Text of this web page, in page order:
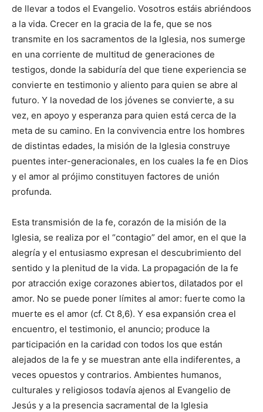
de llevar a todos el Evangelio. Vosotros estáis abriéndoos
a la vida. Cre­cer en la gracia de la fe, que se nos
transmite en los sacramentos de la Iglesia, nos sumerge
en una co­rriente de multitud de generaciones de
testigos, don­de la sabiduría del que tie­ne experiencia se
convierte en testimonio y aliento para quien se abre al
futu­ro. Y la novedad de los jó­venes se convierte, a su
vez, en apoyo y esperanza para quien está cerca de la
meta de su camino. En la convivencia entre los hombres
de distintas edades, la misión de la Iglesia construye
puentes inter-gene­racionales, en los cuales la fe en Dios
y el amor al pró­jimo constituyen factores de unión
profunda.
Esta transmisión de la fe, corazón de la misión de la
Iglesia, se realiza por el “contagio” del amor, en el que la
alegría y el entusiasmo expresan el descubri­miento del
sentido y la plenitud de la vida. La pro­pagación de la fe
por atracción exige corazones abiertos, dilatados por el
amor. No se puede poner límites al amor: fuerte co­mo la
muerte es el amor (cf. Ct 8,6). Y esa expansión crea el
encuentro, el testimonio, el anuncio; produce la
participación en la caridad con todos los que están
alejados de la fe y se muestran ante ella in­diferentes, a
veces opues­tos y contrarios. Ambientes humanos,
culturales y religiosos todavía ajenos al Evangelio de
Jesús y a la presencia sacramental de la Iglesia